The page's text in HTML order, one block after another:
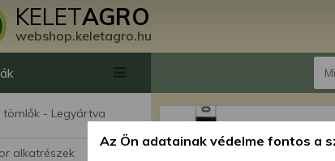
KELETAGRO
webshop.keletagro.hu
tömlők - Legyártva
alkatrészek
Az Ön adatainak védelme fontos a